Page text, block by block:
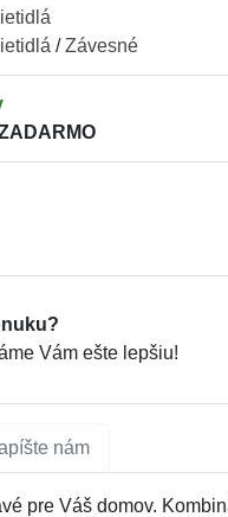
/Závesné
Vám ešte lepšiu!
nám
pre Váš domov.